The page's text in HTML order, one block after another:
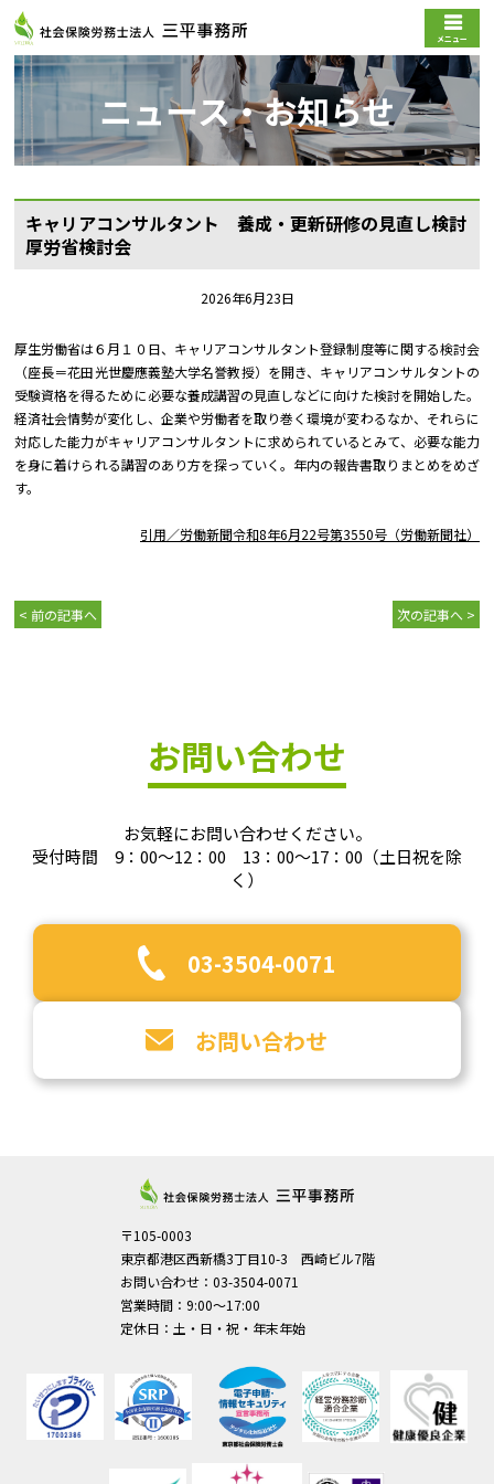
メニュー
ニュース・お知らせ
キャリアコンサルタント 養成・更新研修の見直し検討――
厚労省検討会
2026年6月23日
厚生労働省は６月１０日、キャリアコンサルタント登録制度等に関する検討会
（座長＝花田光世慶應義塾大学名誉教授）を開き、キャリアコンサルタントの
受験資格を得るために必要な養成講習の見直しなどに向けた検討を開始した。
経済社会情勢が変化し、企業や労働者を取り巻く環境が変わるなか、それらに
対応した能力がキャリアコンサルタントに求められているとみて、必要な能力
を身に着けられる講習のあり方を探っていく。年内の報告書取りまとめをめざ
す。
引用／労働新聞令和8年6月22号第3550号（労働新聞社）
< 前の記事へ 次の記事へ >
お問い合わせ
お気軽にお問い合わせください。
受付時間 9：00～12：00 13：00～17：00（土日祝を除
く）
03-3504-0071
お問い合わせ
〒105-0003
東京都港区西新橋3丁目10-3 西崎ビル7階
お問い合わせ：03-3504-0071
営業時間：9:00～17:00
定休日：土・日・祝・年末年始